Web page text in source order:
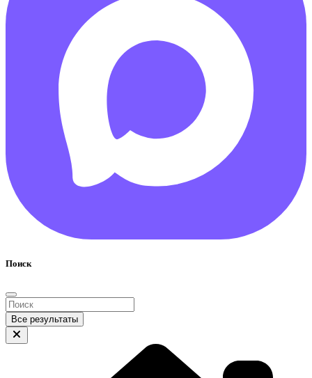
Поиск
Все результаты